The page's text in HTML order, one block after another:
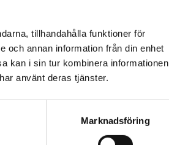
tillhandahålla funktioner för
och annan information från din enhet
kan i sin tur kombinera informationen
använt deras tjänster.
Marknadsföring